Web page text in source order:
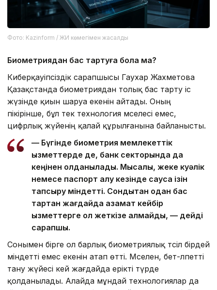
Фото: Kazinform / ЖИ көмегімен жасалды
Биометриядан бас тартуға бола ма?
Киберқауіпсіздік сарапшысы Гаухар Жахметова
Қазақстанда биометриядан толық бас тарту іс
жүзінде қиын шаруа екенін айтады. Оның
пікірінше, бұл тек технология мәселесі емес,
цифрлық жүйенің қалай құрылғанына байланысты.
— Бүгінде биометрия мемлекеттік
қызметтерде де, банк секторында да
кеңінен қолданылады. Мысалы, жеке куәлік
немесе паспорт алу кезінде саусақ ізін
тапсыру міндетті. Сондықтан одан бас
тартқан жағдайда азамат кейбір
қызметтерге қол жеткізе алмайды, — дейді
сарапшы.
Сонымен бірге ол барлық биометриялық тәсіл бірдей
міндетті емес екенін атап өтті. Мәселен, бет-әлпетті
тану жүйесі кей жағдайда ерікті түрде
қолданылады. Алайда мұндай технологиялар да